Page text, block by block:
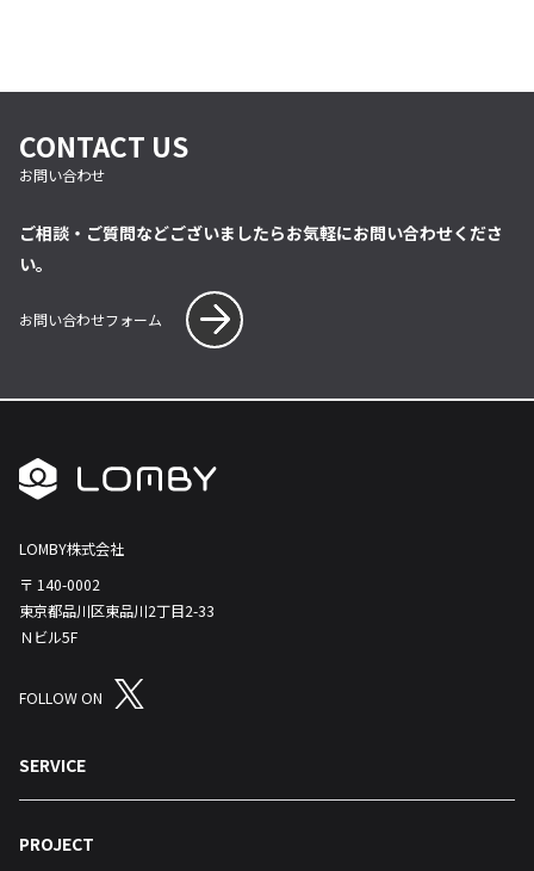
CONTACT US
お問い合わせ
ご相談・ご質問などございましたらお気軽にお問い合わせくださ
い。
お問い合わせフォーム
LOMBY株式会社
〒 140-0002
東京都品川区東品川2丁目2-33
Ｎビル5F
FOLLOW ON
SERVICE
PROJECT